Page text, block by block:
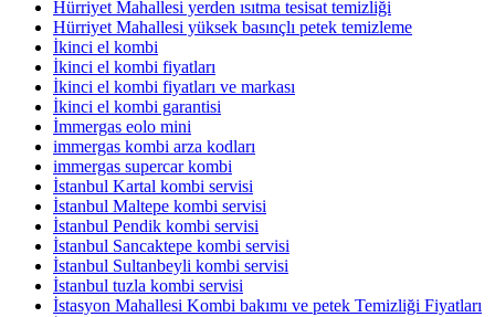
Hürriyet Mahallesi yerden ısıtma tesisat temizliği
Hürriyet Mahallesi yüksek basınçlı petek temizleme
İkinci el kombi
İkinci el kombi fiyatları
İkinci el kombi fiyatları ve markası
İkinci el kombi garantisi
İmmergas eolo mini
immergas kombi arza kodları
immergas supercar kombi
İstanbul Kartal kombi servisi
İstanbul Maltepe kombi servisi
İstanbul Pendik kombi servisi
İstanbul Sancaktepe kombi servisi
İstanbul Sultanbeyli kombi servisi
İstanbul tuzla kombi servisi
İstasyon Mahallesi Kombi bakımı ve petek Temizliği Fiyatları